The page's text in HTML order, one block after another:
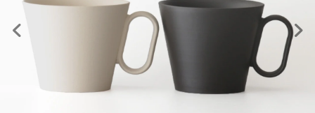
前へ